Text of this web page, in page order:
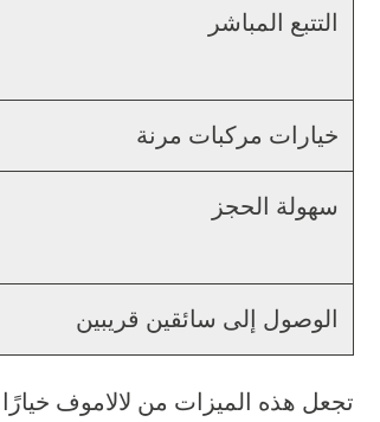
التتبع المباشر
خيارات مركبات مرنة
سهولة الحجز
الوصول إلى سائقين قريبين
تجعل هذه الميزات من لالاموف خيارًا